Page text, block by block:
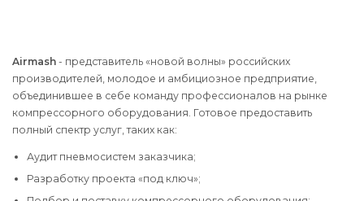
Airmash - представитель «новой волны» российских
производителей, молодое и амбициозное предприятие,
объединившее в себе команду профессионалов на рынке
компрессорного оборудования. Готовое предоставить
полный спектр услуг, таких как:
Аудит пневмосистем заказчика;
Разработку проекта «под ключ»;